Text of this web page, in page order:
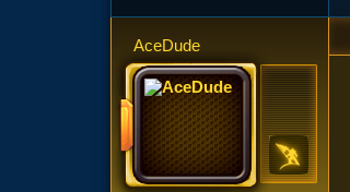
AceDude